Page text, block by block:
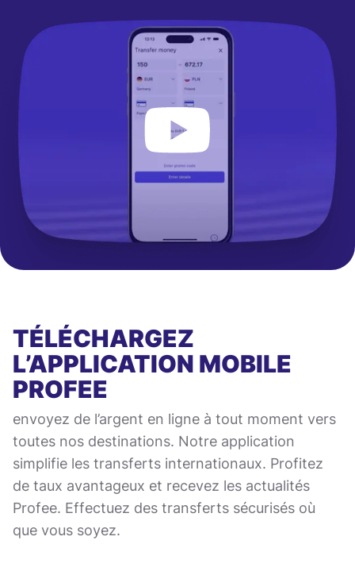
TÉLÉCHARGEZ
L’APPLICATION MOBILE
PROFEE
envoyez de l’argent en ligne à tout moment vers
toutes nos destinations. Notre application
simplifie les transferts internationaux. Profitez
de taux avantageux et recevez les actualités
Profee. Effectuez des transferts sécurisés où
que vous soyez.